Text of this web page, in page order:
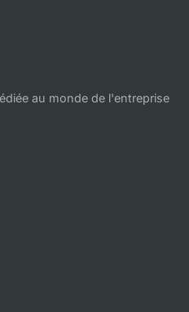
au monde de l'entreprise